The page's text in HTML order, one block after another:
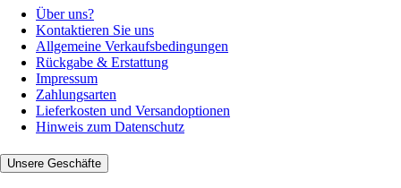
Über uns?
Kontaktieren Sie uns
Allgemeine Verkaufsbedingungen
Rückgabe & Erstattung
Impressum
Zahlungsarten
Lieferkosten und Versandoptionen
Hinweis zum Datenschutz
Unsere Geschäfte